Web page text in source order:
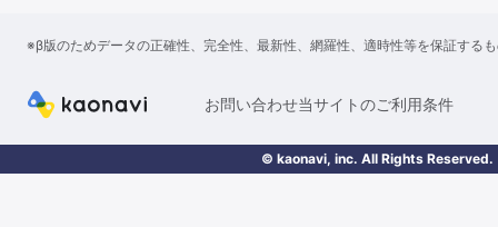
※β版のためデータの正確性、完全性、最新性、網羅性、適時性等を保証する
お問い合わせ当サイトのご利用条件
© kaonavi, inc. All Rights Reserved.